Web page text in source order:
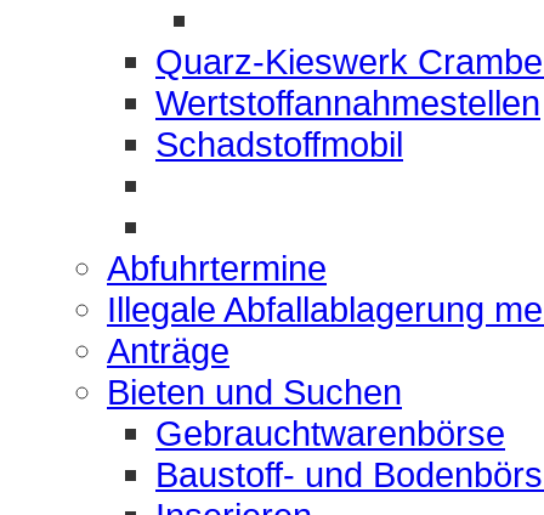
Quarz-Kieswerk
Wertstoffannahmestellen
Schadstoffmobil
Abfuhrtermine
Illegale Abfallablagerung
Anträge
Bieten und Suchen
Gebrauchtwarenbörse
Baustoff- und